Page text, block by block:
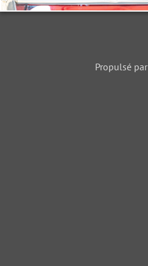
Propulsé par